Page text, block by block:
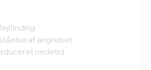
af angrebet
nedetid